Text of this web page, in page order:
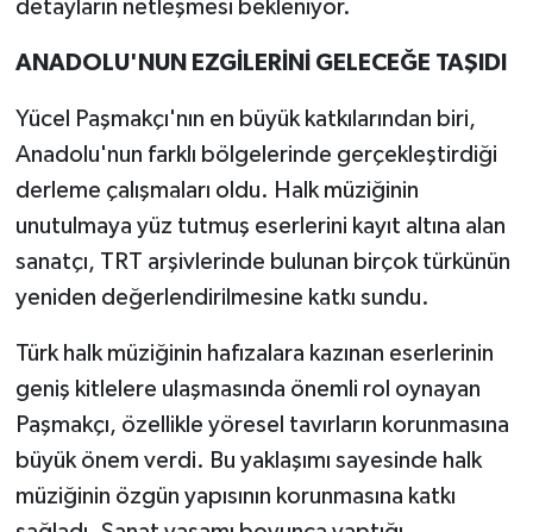
detayların netleşmesi bekleniyor.
ANADOLU'NUN EZGİLERİNİ GELECEĞE TAŞIDI
Yücel Paşmakçı'nın en büyük katkılarından biri,
Anadolu'nun farklı bölgelerinde gerçekleştirdiği
derleme çalışmaları oldu. Halk müziğinin
unutulmaya yüz tutmuş eserlerini kayıt altına alan
sanatçı, TRT arşivlerinde bulunan birçok türkünün
yeniden değerlendirilmesine katkı sundu.
Türk halk müziğinin hafızalara kazınan eserlerinin
geniş kitlelere ulaşmasında önemli rol oynayan
Paşmakçı, özellikle yöresel tavırların korunmasına
büyük önem verdi. Bu yaklaşımı sayesinde halk
müziğinin özgün yapısının korunmasına katkı